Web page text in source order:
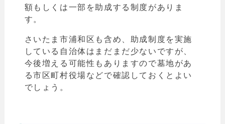
額もしくは一部を助成する制度がありま
す。
さいたま市浦和区も含め、助成制度を実施
している自治体はまだまだ少ないですが、
今後増える可能性もありますので墓地があ
る市区町村役場などで確認しておくとよい
でしょう。